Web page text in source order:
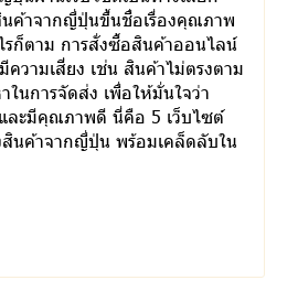
ค้าจากญี่ปุ่นขึ้นชื่อเรื่องคุณภาพ
รก็ตาม การสั่งซื้อสินค้าออนไลน์
ความเสี่ยง เช่น สินค้าไม่ตรงตาม
นการจัดส่ง เพื่อให้มั่นใจว่า
ละมีคุณภาพดี นี่คือ 5 เว็บไซต์
สินค้าจากญี่ปุ่น พร้อมเคล็ดลับใน